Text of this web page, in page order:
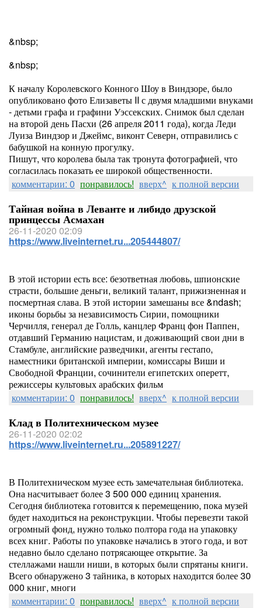
&nbsp;
&nbsp;
К началу Королевского Конного Шоу в Виндзоре, было
опубликовано фото Елизаветы II с двумя младшими внуками
- детьми графа и графини Уэссекских. Снимок был сделан
на второй день Пасхи (26 апреля 2011 года), когда Леди
Луиза Виндзор и Джеймс, виконт Северн, отправились с
бабушкой на конную прогулку.
Пишут, что королева была так тронута фотографией, что
согласилась показать ее широкой общественности.
комментарии: 0 понравилось! вверх^ к полной версии
Тайная война в Леванте и либидо друзской
принцессы Асмахан
26-11-2020 02:09
https://www.liveinternet.ru...205444807/
В этой истории есть все: безответная любовь, шпионские
страсти, большие деньги, великий талант, прижизненная и
посмертная слава. В этой истории замешаны все &ndash;
иконы борьбы за независимость Сирии, помощники
Черчилля, генерал де Голль, канцлер Франц фон Паппен,
отдавший Германию нацистам, и доживающий свои дни в
Стамбуле, английские разведчики, агенты гестапо,
наместники британской империи, комиссары Виши и
Свободной Франции, сочинители египетских оперетт,
режиссеры культовых арабских фильм
комментарии: 0 понравилось! вверх^ к полной версии
Клад в Политехническом музее
26-11-2020 02:02
https://www.liveinternet.ru...205891227/
В Политехническом музее есть замечательная библиотека.
Она насчитывает более 3 500 000 единиц хранения.
Сегодня библиотека готовится к перемещению, пока музей
будет находиться на реконструкции. Чтобы перевезти такой
огромный фонд, нужно только полтора года на упаковку
всех книг. Работы по упаковке начались в этого года, и вот
недавно было сделано потрясающее открытие. За
стеллажами нашли ниши, в которых были спрятаны книги.
Всего обнаружено 3 тайника, в которых находится более 30
000 книг, многи
комментарии: 0 понравилось! вверх^ к полной версии